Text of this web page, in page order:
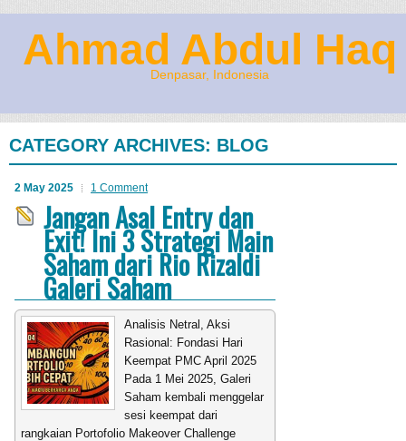
Ahmad Abdul Haq
Denpasar, Indonesia
CATEGORY ARCHIVES: BLOG
2 May 2025 1 Comment
Jangan Asal Entry dan
Exit! Ini 3 Strategi Main
Saham dari Rio Rizaldi
Galeri Saham
Analisis Netral, Aksi
Rasional: Fondasi Hari
Keempat PMC April 2025
Pada 1 Mei 2025, Galeri
Saham kembali menggelar
sesi keempat dari
rangkaian Portofolio Makeover Challenge